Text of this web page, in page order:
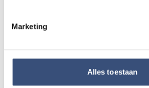
Marketing
Alles toestaan
vrijdag 7 augustus
Werkzaamheden aan